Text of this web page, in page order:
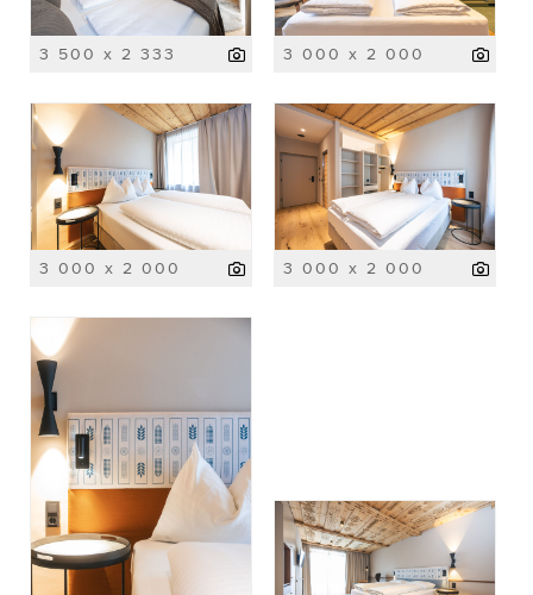
3 500 x 2 333 3 000 x 2 000
3 000 x 2 000 3 000 x 2 000